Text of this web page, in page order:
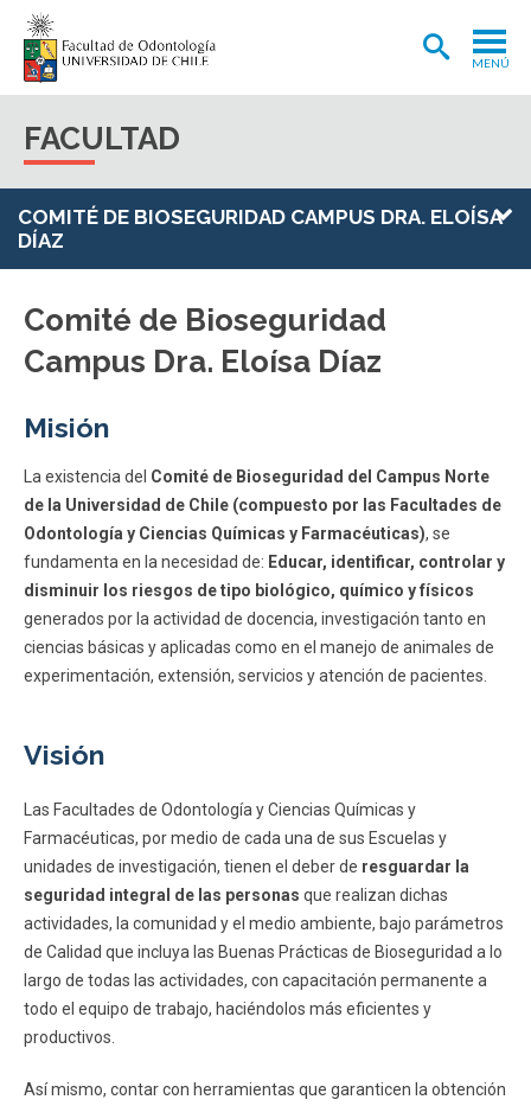
MENÚ
POSTGRADOS Y POSTÍTULOS
INTERNACIONAL
FACULTAD
ESTUDIANTES ACADÉMICOS
FUNCIONARIOS EGRESADOS
FACULTAD
COMITÉ DE BIOSEGURIDAD CAMPUS DRA. ELOÍSA
DÍAZ
Comité de Bioseguridad
Campus Dra. Eloísa Díaz
Misión
La existencia del Comité de Bioseguridad del Campus Norte
de la Universidad de Chile (compuesto por las Facultades de
Odontología y Ciencias Químicas y Farmacéuticas), se
fundamenta en la necesidad de: Educar, identificar, controlar y
disminuir los riesgos de tipo biológico, químico y físicos
generados por la actividad de docencia, investigación tanto en
ciencias básicas y aplicadas como en el manejo de animales de
experimentación, extensión, servicios y atención de pacientes.
Visión
Las Facultades de Odontología y Ciencias Químicas y
Farmacéuticas, por medio de cada una de sus Escuelas y
unidades de investigación, tienen el deber de resguardar la
seguridad integral de las personas que realizan dichas
actividades, la comunidad y el medio ambiente, bajo parámetros
de Calidad que incluya las Buenas Prácticas de Bioseguridad a lo
largo de todas las actividades, con capacitación permanente a
todo el equipo de trabajo, haciéndolos más eficientes y
productivos.
Así mismo, contar con herramientas que garanticen la obtención